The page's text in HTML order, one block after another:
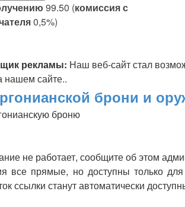
99.50 (комиссия с
0,5%)
рекламы: Наш веб-сайт стал
нашем сайте..
брони и
броню
не работает, сообщите об этом
все прямые, но доступны только
ссылки станут автоматически